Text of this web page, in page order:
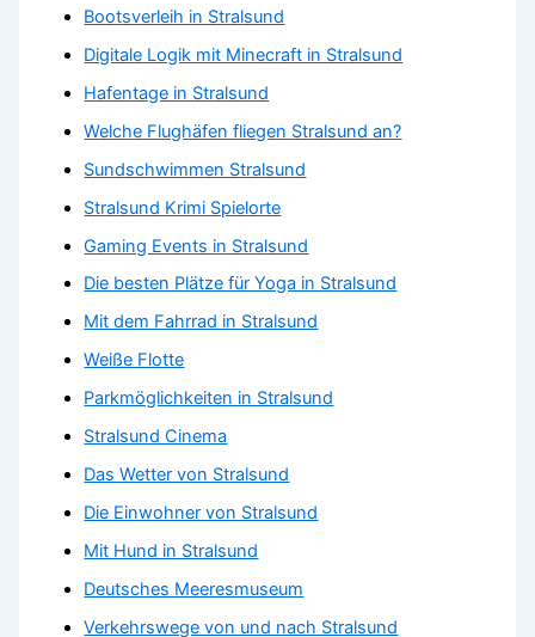
Bootsverleih in Stralsund
Digitale Logik mit Minecraft in Stralsund
Hafentage in Stralsund
Welche Flughäfen fliegen Stralsund an?
Sundschwimmen Stralsund
Stralsund Krimi Spielorte
Gaming Events in Stralsund
Die besten Plätze für Yoga in Stralsund
Mit dem Fahrrad in Stralsund
Weiße Flotte
Parkmöglichkeiten in Stralsund
Stralsund Cinema
Das Wetter von Stralsund
Die Einwohner von Stralsund
Mit Hund in Stralsund
Deutsches Meeresmuseum
Verkehrswege von und nach Stralsund